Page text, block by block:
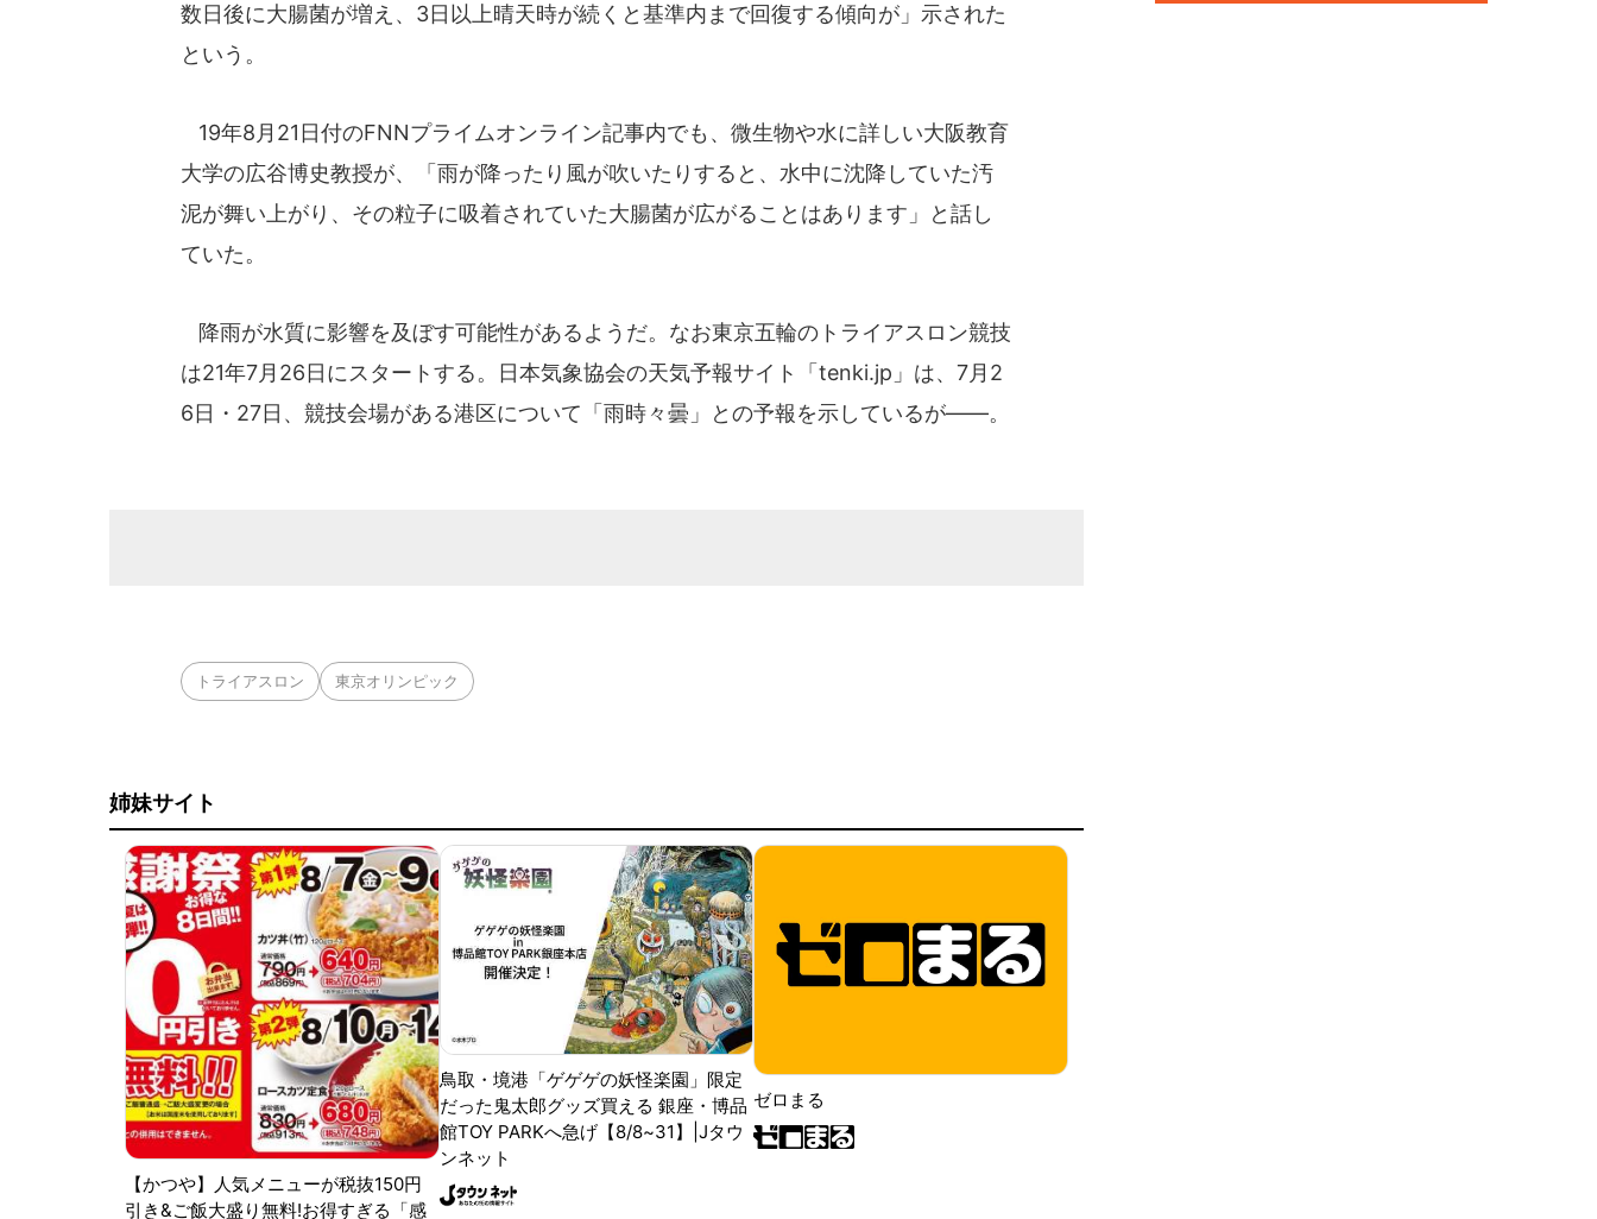
数日後に大腸菌が増え、3日以上晴天時が続くと基準内まで回復する傾向が」示された
という。
19年8月21日付のFNNプライムオンライン記事内でも、微生物や水に詳しい大阪教育
大学の広谷博史教授が、「雨が降ったり風が吹いたりすると、水中に沈降していた汚
泥が舞い上がり、その粒子に吸着されていた大腸菌が広がることはあります」と話し
ていた。
降雨が水質に影響を及ぼす可能性があるようだ。なお東京五輪のトライアスロン競技
は21年7月26日にスタートする。日本気象協会の天気予報サイト「tenki.jp」は、7月2
6日・27日、競技会場がある港区について「雨時々曇」との予報を示しているが――。
トライアスロン 東京オリンピック
姉妹サイト
【かつや】人気メニューが税抜150円
引き&ご飯大盛り無料!お得すぎる「感
鳥取・境港「ゲゲゲの妖怪楽園」限定
だった鬼太郎グッズ買える 銀座・博品
館TOY PARKへ急げ【8/8~31】|Jタウ
ンネット
ゼロまる